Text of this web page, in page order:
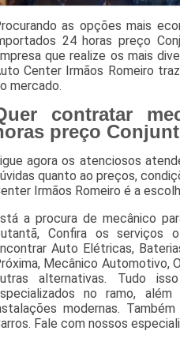
as opções mais
24 horas preço
que realize os mais
Center Irmãos Romeiro
mercado.
contratar
preço
agora os atenciosos
quanto ao preços,
Irmãos Romeiro é a
a procura de mecânico
Confira os serviços
Auto Elétricas,
Mecânico Automotivo,
alternativas. Tudo
no ramo,
modernas.
Fale com nossos